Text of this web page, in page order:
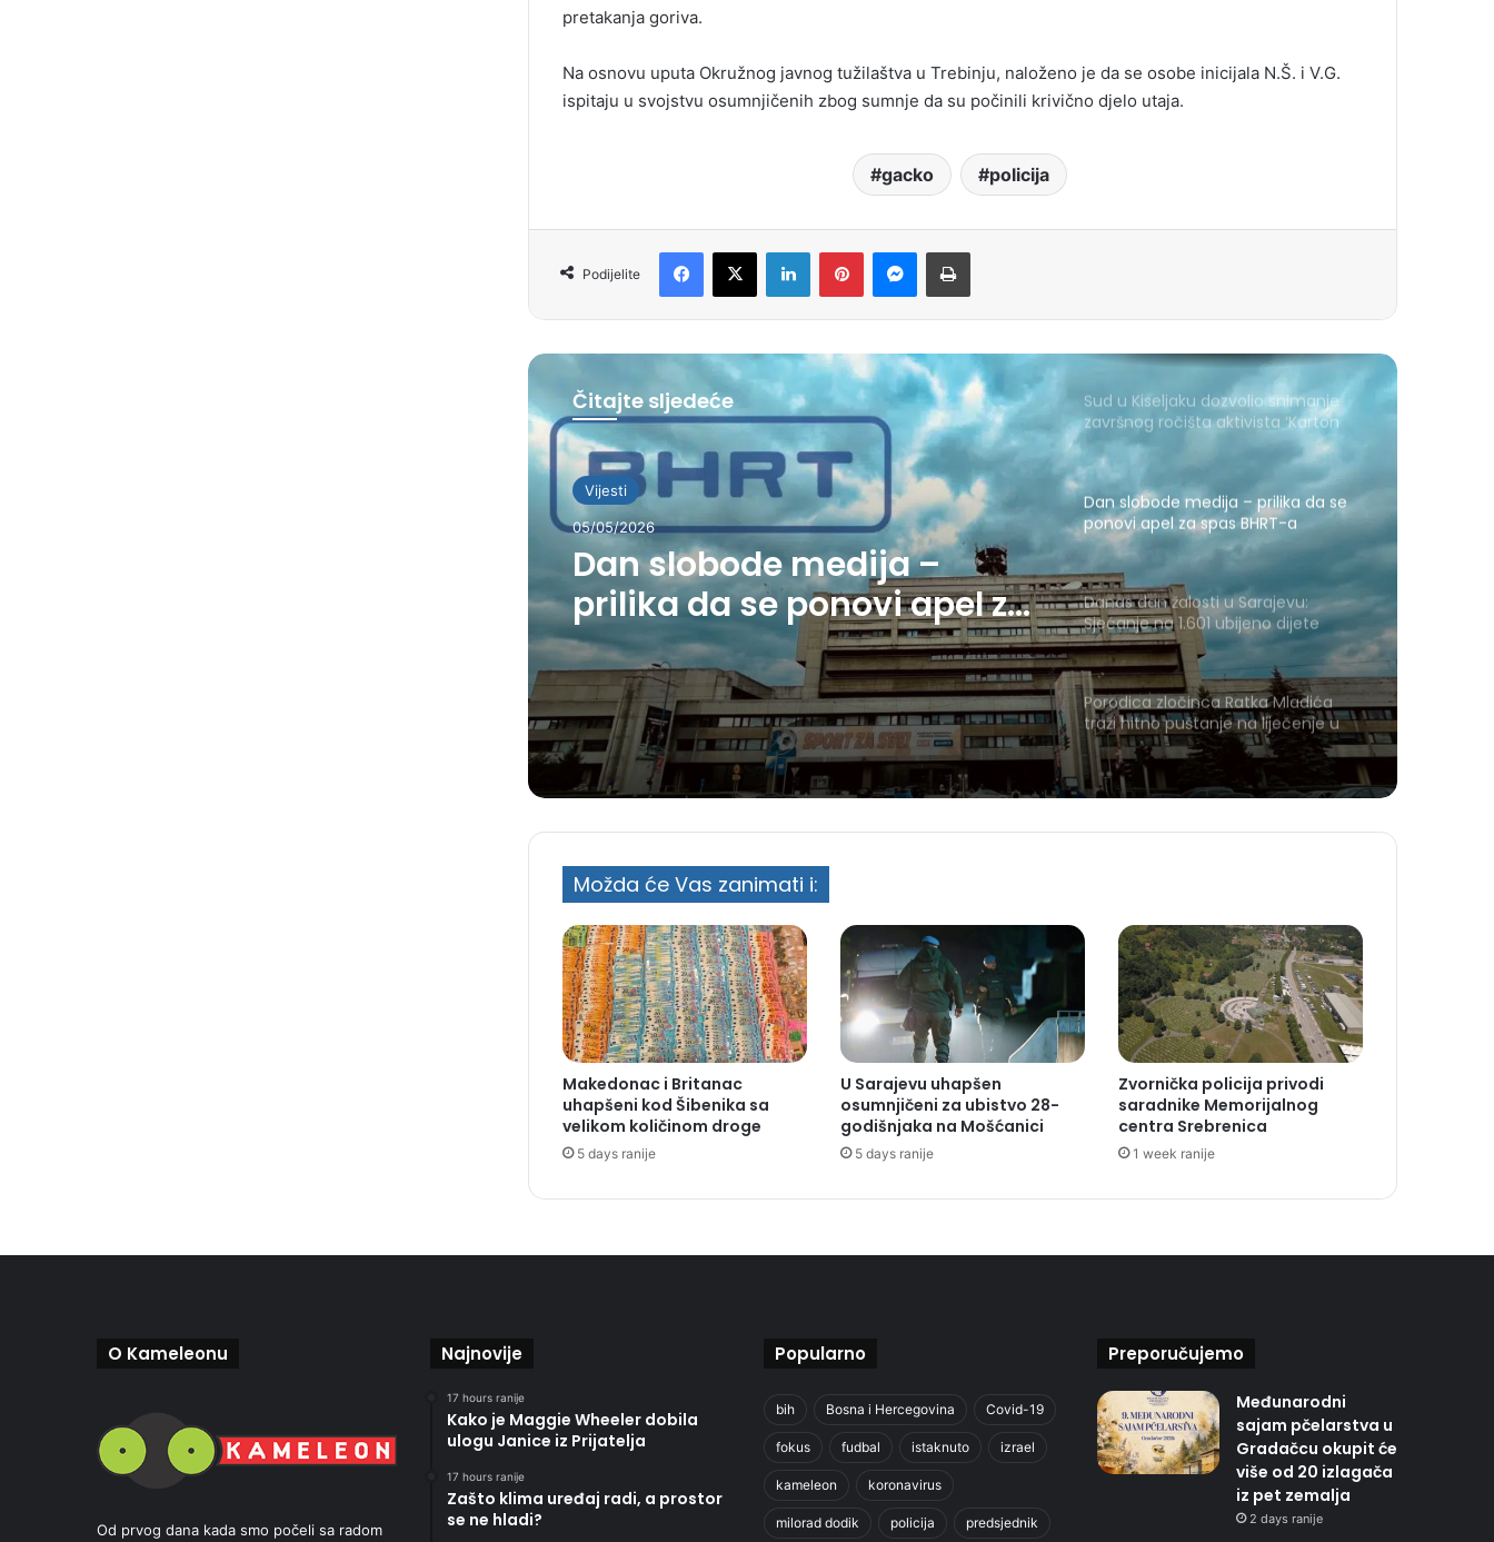
pretakanja goriva.
Na osnovu uputa Okružnog javnog tužilaštva u Trebinju, naloženo je da se osobe inicijala N.Š. i V.G.
ispitaju u svojstvu osumnjičenih zbog sumnje da su počinili krivično djelo utaja.
gacko policija
Podijelite
Čitajte sljedeće
Vijesti
05/05/2026
Dan slobode medija –
prilika da se ponovi apel za
spas BHRT-a
Sud u Kiseljaku dozvolio snimanje
završnog ročišta aktivista ‘Karton
revolucije’
Dan slobode medija – prilika da se
ponovi apel za spas BHRT-a
Danas dan žalosti u Sarajevu:
Sjećanje na 1.601 ubijeno dijete
Porodica zločinca Ratka Mladića
traži hitno puštanje na liječenje u
Srbiju
Možda će Vas zanimati i:
Makedonac i Britanac
uhapšeni kod Šibenika sa
velikom količinom droge
5 days ranije
U Sarajevu uhapšen
osumnjičeni za ubistvo 28-
godišnjaka na Mošćanici
5 days ranije
Zvornička policija privodi
saradnike Memorijalnog
centra Srebrenica
1 week ranije
O Kameleonu
Od prvog dana kada smo počeli sa radom
Najnovije
17 hours ranije
Kako je Maggie Wheeler dobila
ulogu Janice iz Prijatelja
17 hours ranije
Zašto klima uređaj radi, a prostor
se ne hladi?
Popularno
bih Bosna i Hercegovina Covid-19
fokus fudbal istaknuto izrael
kameleon koronavirus
milorad dodik policija predsjednik
Preporučujemo
Međunarodni
sajam pčelarstva u
Gradačcu okupit će
više od 20 izlagača
iz pet zemalja
2 days ranije